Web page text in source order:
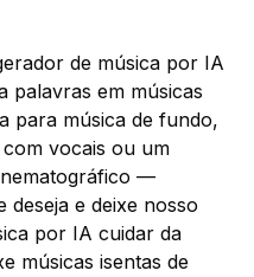
de música por IA
palavras em músicas
para música de fundo,
vocais ou um
—
deseja e deixe nosso
por IA cuidar da
músicas isentas de